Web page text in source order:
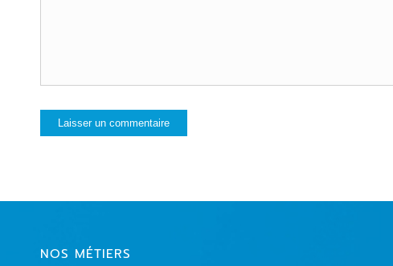
NOS MÉTIERS